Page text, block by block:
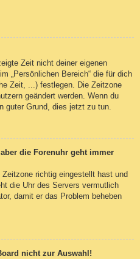
Zeit nicht deiner eigenen
„Persönlichen Bereich“ die für dich
Zeit, ...) festlegen. Die Zeitzone
geändert werden. Wenn du
guter Grund, dies jetzt zu tun.
die Forenuhr geht immer
richtig eingestellt hast und
die Uhr des Servers vermutlich
damit er das Problem beheben
nicht zur Auswahl!